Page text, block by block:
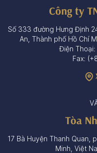
Công ty
Số 333 đường Hưng Định
An, Thành phố Hồ Chí
Điện
Fax:
Tòa
17 Bà Huyện Thanh Quan,
Minh, Việt